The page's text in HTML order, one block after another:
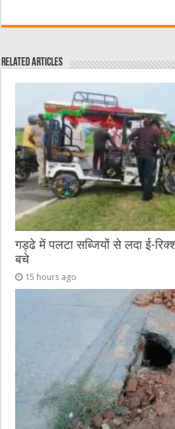
c
e
b
o
o
k
it
r
C
at
ai ss
n
er
Related Articles
गड्ढे में पलटा सब्जियों से लदा ई-
बचे
15 hours ago